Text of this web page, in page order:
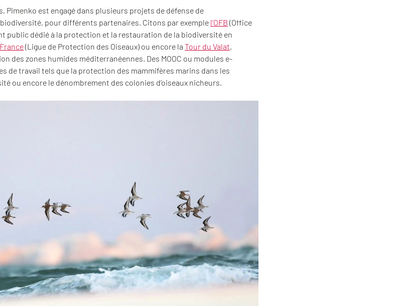
Pimenko est engagé dans plusieurs projets de défense de
pour différents partenaires. Citons par exemple l’OFB (Office
public dédié à la protection et la restauration de la biodiversité en
(Ligue de Protection des Oiseaux) ou encore la Tour du Valat,
des zones humides méditerranéennes. Des MOOC ou modules e-
de travail tels que la protection des mammifères marins dans les
ou encore le dénombrement des colonies d’oiseaux nicheurs.